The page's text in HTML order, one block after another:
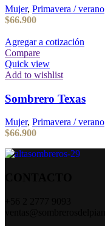
Mujer, Primavera / verano
$66.900
Agregar a cotización
Compare
Quick view
Add to wishlist
Sombrero Texas
Mujer, Primavera / verano
$66.900